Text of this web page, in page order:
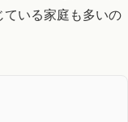
ている家庭も多いの